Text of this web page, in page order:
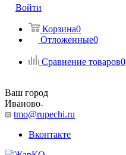
Войти
Корзина0
Отложенные0
Сравнение товаров0
Ваш город
Иваново
tmo@rupechi.ru
Вконтакте